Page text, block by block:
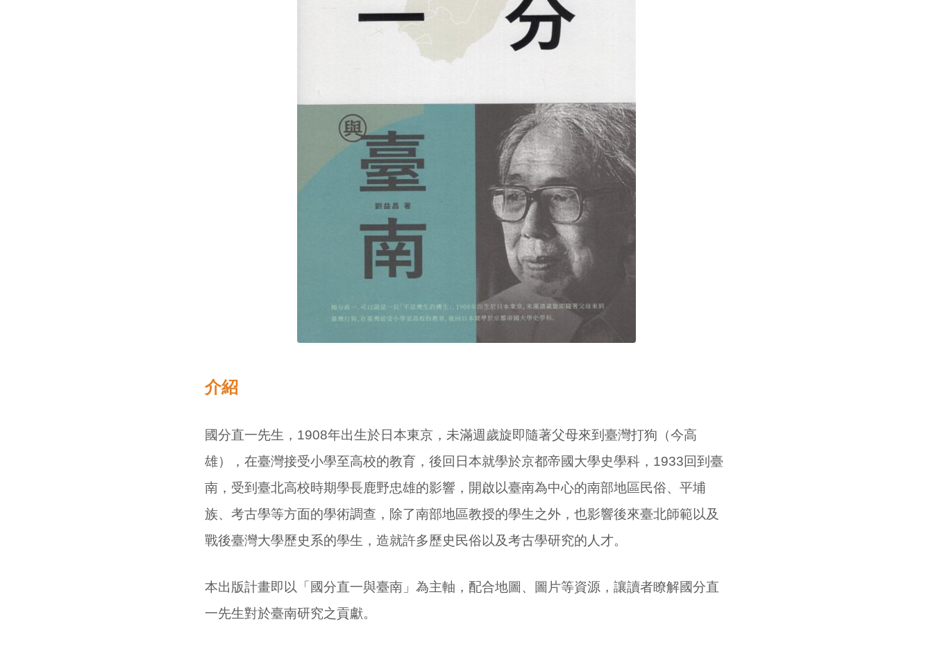
介紹
國分直一先生，1908年出生於日本東京，未滿週歲旋即隨著父母來到臺灣打狗（今高
雄），在臺灣接受小學至高校的教育，後回日本就學於京都帝國大學史學科，1933回到臺
南，受到臺北高校時期學長鹿野忠雄的影響，開啟以臺南為中心的南部地區民俗、平埔
族、考古學等方面的學術調查，除了南部地區教授的學生之外，也影響後來臺北師範以及
戰後臺灣大學歷史系的學生，造就許多歷史民俗以及考古學研究的人才。
本出版計畫即以「國分直一與臺南」為主軸，配合地圖、圖片等資源，讓讀者瞭解國分直
一先生對於臺南研究之貢獻。